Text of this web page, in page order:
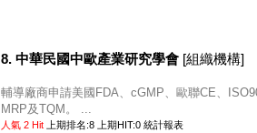
8. 中華民國中歐產業研究學會 [組織機構]
輔導廠商申請美國FDA、cGMP、歐聯CE、
MRP及TQM。 ...
人氣 2 Hit 上期排名:8 上期HIT:0 統計報表